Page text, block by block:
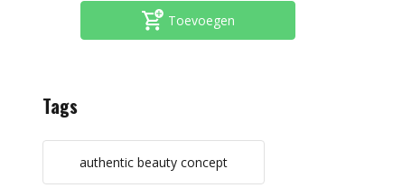
Toevoegen
Tags
authentic beauty concept